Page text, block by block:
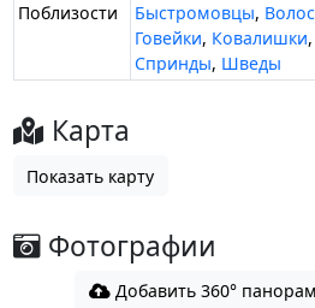
Поблизости Быстромовцы,
Говейки, Ковалишки
Спринды, Шведы
Карта
Показать карту
Фотографии
Добавить 360°